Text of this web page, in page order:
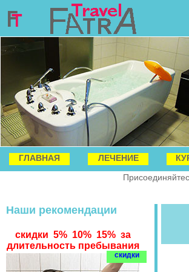
ГЛАВНАЯ ЛЕЧЕНИЕ
Наши рекомендации
скидки 5% 10% 15% за
длительность пребывания
скидки